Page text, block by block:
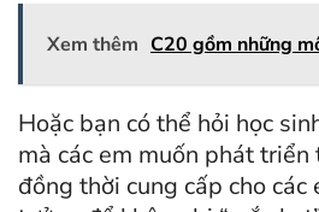
Xem thêm C20 gồm những
Hoặc bạn có thể hỏi học
mà các em muốn phát triển
đồng thời cung cấp cho các